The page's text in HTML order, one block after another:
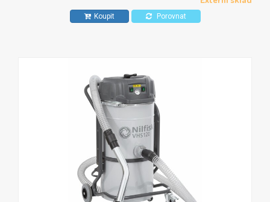
Koupit Porovnat